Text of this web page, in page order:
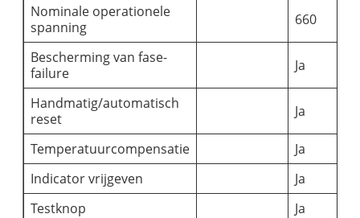
Nominale operationele
spanning
660
Bescherming van fase-
failure
Ja
Handmatig/automatisch
reset
Ja
Temperatuurcompensatie
Ja
Indicator vrijgeven
Ja
Testknop
Ja